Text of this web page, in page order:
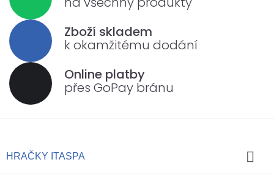
Zboží skladem
k okamžitému dodání
Online platby
přes GoPay bránu
HRAČKY ITASPA 